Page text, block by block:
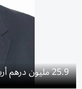
25.9 مليون درهم أرباح «الاتحاد للتأمين» بنمو 14%